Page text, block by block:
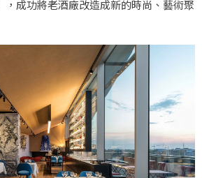
，成功將老酒廠改造成新的時尚、藝術聚